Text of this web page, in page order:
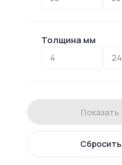
Толщина мм
Показать
Сбросить